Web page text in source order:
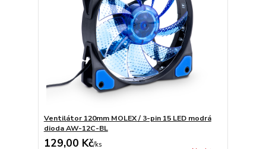
Ventilátor 120mm MOLEX / 3-pin 15 LED modrá
dioda AW-12C-BL
129,00 Kč/ks